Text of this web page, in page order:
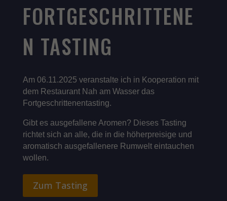
FORTGESCHRITTENE
N TASTING
Am 06.11.2025 veranstalte ich in Kooperation mit
dem Restaurant Nah am Wasser das
Fortgeschrittenentasting.
Gibt es ausgefallene Aromen? Dieses Tasting
richtet sich an alle, die in die höherpreisige und
aromatisch ausgefallenere Rumwelt eintauchen
wollen.
Zum Tasting